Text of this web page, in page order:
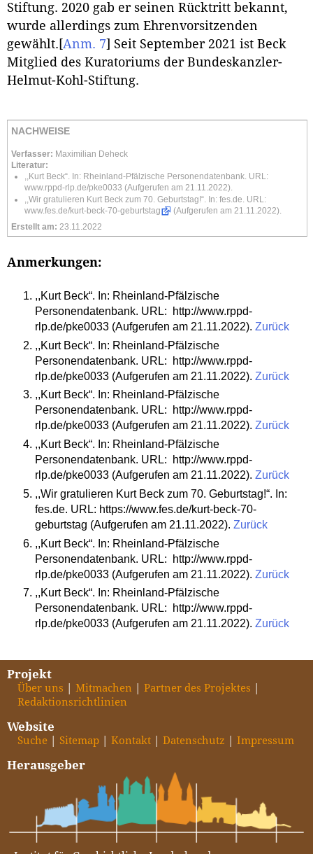
Stiftung. 2020 gab er seinen Rücktritt bekannt,
wurde allerdings zum Ehrenvorsitzenden
gewählt. [Anm. 7] Seit September 2021 ist Beck
Mitglied des Kuratoriums der Bundeskanzler-
Helmut-Kohl-Stiftung.
NACHWEISE
Verfasser: Maximilian Deheck
Literatur:
,,Kurt Beck“. In: Rheinland-Pfälzische Personendatenbank. URL:
www.rppd-rlp.de/pke0033 (Aufgerufen am 21.11.2022).
,,Wir gratulieren Kurt Beck zum 70. Geburtstag!“. In: fes.de. URL:
www.fes.de/kurt-beck-70-geburtstag
(Aufgerufen am 21.11.2022).
Erstellt am: 23.11.2022
Anmerkungen:
,,Kurt Beck“. In: Rheinland-Pfälzische
Personendatenbank. URL: http://www.rppd-
rlp.de/pke0033 (Aufgerufen am 21.11.2022). Zurück
,,Kurt Beck“. In: Rheinland-Pfälzische
Personendatenbank. URL: http://www.rppd-
rlp.de/pke0033 (Aufgerufen am 21.11.2022). Zurück
,,Kurt Beck“. In: Rheinland-Pfälzische
Personendatenbank. URL: http://www.rppd-
rlp.de/pke0033 (Aufgerufen am 21.11.2022). Zurück
,,Kurt Beck“. In: Rheinland-Pfälzische
Personendatenbank. URL: http://www.rppd-
rlp.de/pke0033 (Aufgerufen am 21.11.2022). Zurück
,,Wir gratulieren Kurt Beck zum 70. Geburtstag!“. In:
fes.de. URL: https://www.fes.de/kurt-beck-70-
geburtstag (Aufgerufen am 21.11.2022). Zurück
,,Kurt Beck“. In: Rheinland-Pfälzische
Personendatenbank. URL: http://www.rppd-
rlp.de/pke0033 (Aufgerufen am 21.11.2022). Zurück
,,Kurt Beck“. In: Rheinland-Pfälzische
Personendatenbank. URL: http://www.rppd-
rlp.de/pke0033 (Aufgerufen am 21.11.2022). Zurück
Projekt
Über uns Mitmachen
Partner des Projektes
Redaktionsrichtlinien
Website
Suche Sitemap Kontakt Datenschutz Impressum
Herausgeber